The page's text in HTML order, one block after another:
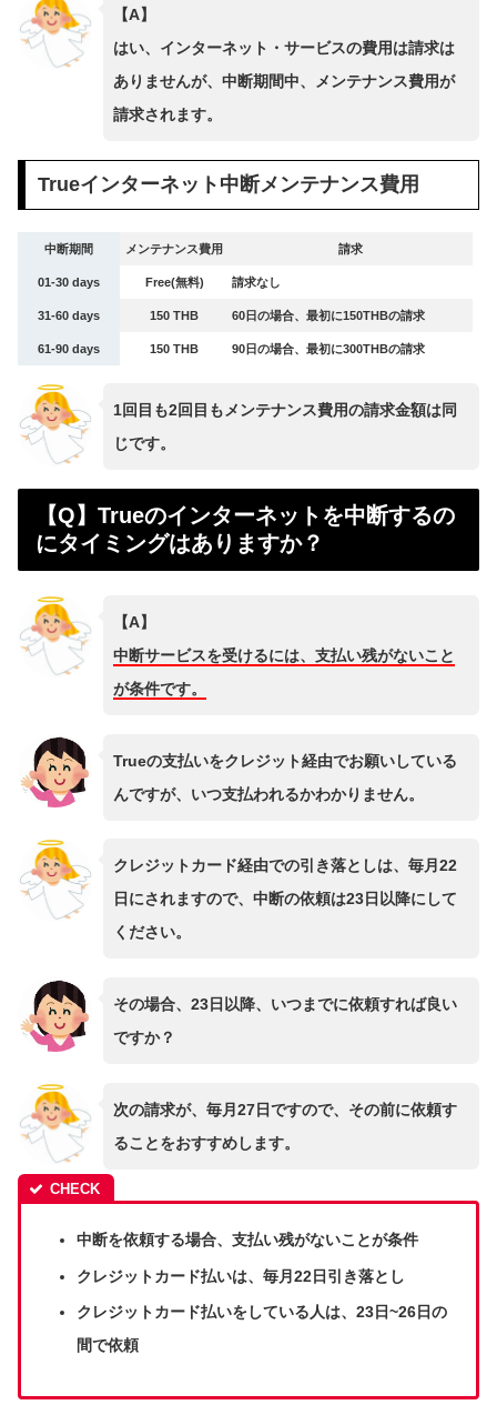
【A】
はい、インターネット・サービスの費用は請求は
ありませんが、中断期間中、メンテナンス費用が
請求されます。
Trueインターネット中断メンテナンス費用
中断期間 メンテナンス費用 請求
01-30 days Free(無料) 請求なし
31-60 days 150 THB 60日の場合、最初に150THBの請求
61-90 days 150 THB 90日の場合、最初に300THBの請求
1回目も2回目もメンテナンス費用の請求金額は同
じです。
【Q】Trueのインターネットを中断するの
にタイミングはありますか？
【A】
中断サービスを受けるには、支払い残がないこと
が条件です。
Trueの支払いをクレジット経由でお願いしている
んですが、いつ支払われるかわかりません。
クレジットカード経由での引き落としは、毎月22
日にされますので、中断の依頼は23日以降にして
ください。
その場合、23日以降、いつまでに依頼すれば良い
ですか？
次の請求が、毎月27日ですので、その前に依頼す
ることをおすすめします。
中断を依頼する場合、支払い残がないことが条件
クレジットカード払いは、毎月22日引き落とし
クレジットカード払いをしている人は、23日~26日の
間で依頼